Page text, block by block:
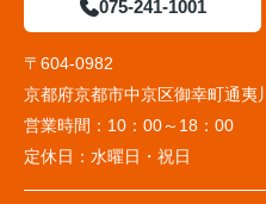
075-241-1001
〒604-0982
京都府京都市中京区御幸町通夷
営業時間： 10：00～18：00
定休日： 水曜日・祝日